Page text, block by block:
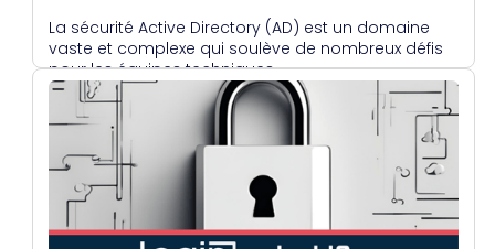
La sécurité Active Directory (AD) est un domaine
vaste et complexe qui soulève de nombreux défis
pour les équipes techniques